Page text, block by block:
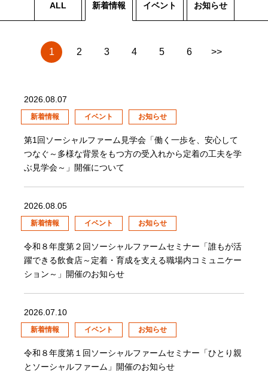
ALL 新着情報 イベント お知らせ
1 2 3 4 5 6 >>
2026.08.07
新着情報 イベント お知らせ
第1回ソーシャルファーム見学会「働く一歩を、安心して
つなぐ～多様な背景をもつ方の受入れから定着の工夫を学
ぶ見学会～」開催について
2026.08.05
新着情報 イベント お知らせ
令和８年度第２回ソーシャルファームセミナー「誰もが活
躍できる飲食店～定着・育成を支える職場内コミュニケー
ション～」開催のお知らせ
2026.07.10
新着情報 イベント お知らせ
令和８年度第１回ソーシャルファームセミナー「ひとり親
とソーシャルファーム」開催のお知らせ